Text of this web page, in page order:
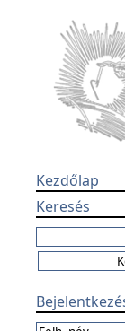
Kezdőlap
Keresés